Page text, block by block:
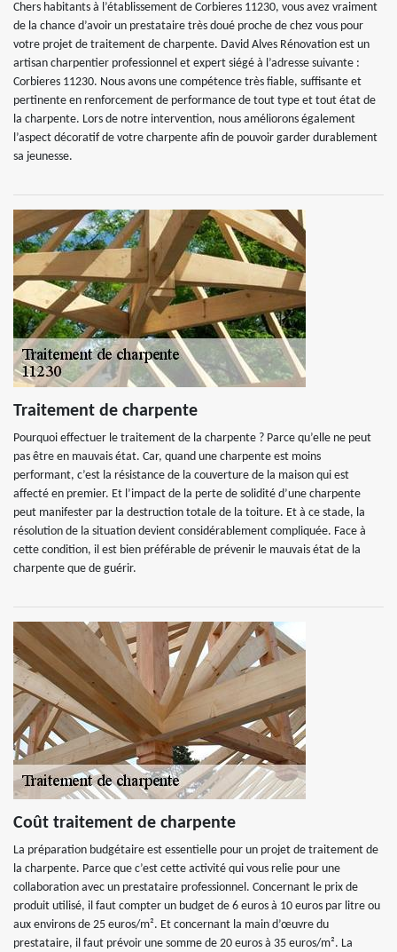
Chers habitants à l’établissement de Corbieres 11230, vous avez vraiment
de la chance d’avoir un prestataire très doué proche de chez vous pour
votre projet de traitement de charpente. David Alves Rénovation est un
artisan charpentier professionnel et expert siégé à l’adresse suivante :
Corbieres 11230. Nous avons une compétence très fiable, suffisante et
pertinente en renforcement de performance de tout type et tout état de
la charpente. Lors de notre intervention, nous améliorons également
l’aspect décoratif de votre charpente afin de pouvoir garder durablement
sa jeunesse.
Traitement de charpente
Pourquoi effectuer le traitement de la charpente ? Parce qu’elle ne peut
pas être en mauvais état. Car, quand une charpente est moins
performant, c’est la résistance de la couverture de la maison qui est
affecté en premier. Et l’impact de la perte de solidité d’une charpente
peut manifester par la destruction totale de la toiture. Et à ce stade, la
résolution de la situation devient considérablement compliquée. Face à
cette condition, il est bien préférable de prévenir le mauvais état de la
charpente que de guérir.
Coût traitement de charpente
La préparation budgétaire est essentielle pour un projet de traitement de
la charpente. Parce que c’est cette activité qui vous relie pour une
collaboration avec un prestataire professionnel. Concernant le prix de
produit utilisé, il faut compter un budget de 6 euros à 10 euros par litre ou
aux environs de 25 euros/m². Et concernant la main d’œuvre du
prestataire, il faut prévoir une somme de 20 euros à 35 euros/m². La